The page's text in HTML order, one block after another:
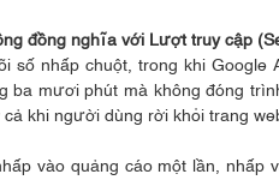
đồng nghĩa với Lượt truy cập
số nhấp chuột, trong khi
ba mươi phút mà không đóng
khi người dùng rời khỏi trang
vào quảng cáo một lần, nhấp